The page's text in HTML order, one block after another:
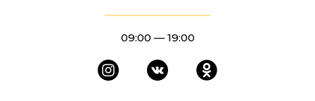
09:00 — 19:00